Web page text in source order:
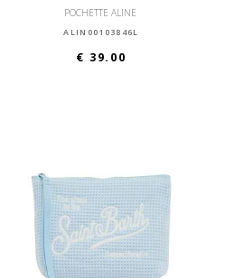
POCHETTE ALINE
ALIN00103846L
€ 39.00